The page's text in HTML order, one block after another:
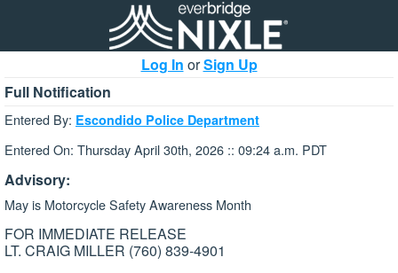
Log In orSign Up
Full Notification
Entered By: Escondido Police Department
Entered On: Thursday April 30th, 2026 :: 09:24 a.m. PDT
Advisory:
May is Motorcycle Safety Awareness Month
FOR IMMEDIATE RELEASE
LT. CRAIG MILLER (760) 839-4901